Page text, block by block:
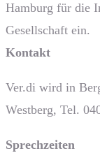
Hamburg für die
Gesellschaft ein.
Kontakt
Ver.di wird in
Westberg, Tel.
Sprech­zeiten